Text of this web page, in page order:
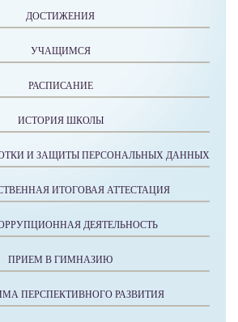
ДОСТИЖЕНИЯ
УЧАЩИМСЯ
РАСПИСАНИЕ
ИСТОРИЯ ШКОЛЫ
И ЗАЩИТЫ ПЕРСОНАЛЬНЫХ ДАННЫХ
ИТОГОВАЯ АТТЕСТАЦИЯ
ДЕЯТЕЛЬНОСТЬ
ПРИЕМ В ГИМНАЗИЮ
ПЕРСПЕКТИВНОГО РАЗВИТИЯ